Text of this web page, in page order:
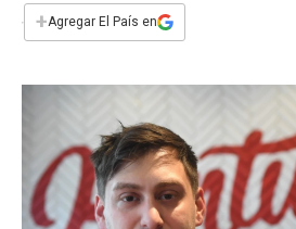
e
b
s
t
i
l
+Agregar El País en